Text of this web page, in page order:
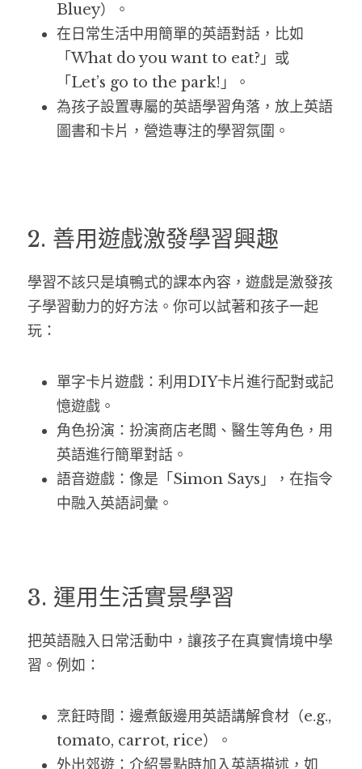
Bluey）。
在日常生活中用簡單的英語對話，比如
「What do you want to eat?」或
「Let’s go to the park!」。
為孩子設置專屬的英語學習角落，放上英語
圖書和卡片，營造專注的學習氛圍。
2. 善用遊戲激發學習興趣
學習不該只是填鴨式的課本內容，遊戲是激發孩
子學習動力的好方法。你可以試著和孩子一起
玩：
單字卡片遊戲：利用DIY卡片進行配對或記
憶遊戲。
角色扮演：扮演商店老闆、醫生等角色，用
英語進行簡單對話。
語音遊戲：像是「Simon Says」，在指令
中融入英語詞彙。
3. 運用生活實景學習
把英語融入日常活動中，讓孩子在真實情境中學
習。例如：
烹飪時間：邊煮飯邊用英語講解食材（e.g.,
tomato, carrot, rice）。
外出郊遊：介紹景點時加入英語描述，如